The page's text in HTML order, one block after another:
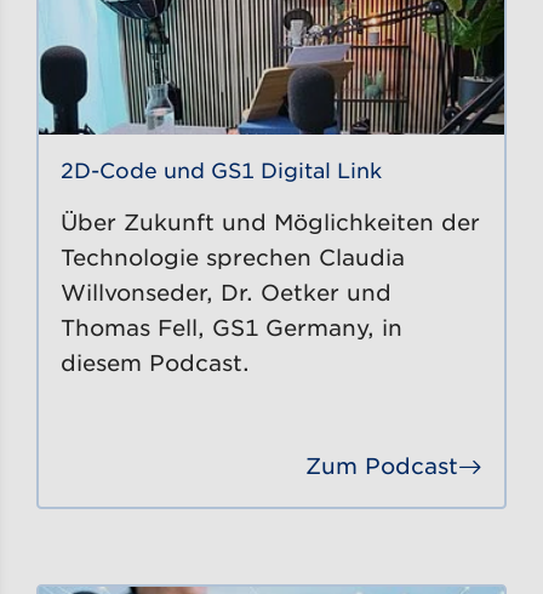
2D-Code und GS1 Digital Link
Über Zukunft und Möglichkeiten der
Technologie sprechen Claudia
Willvonseder, Dr. Oetker und
Thomas Fell, GS1 Germany, in
diesem Podcast.
Zum Podcast